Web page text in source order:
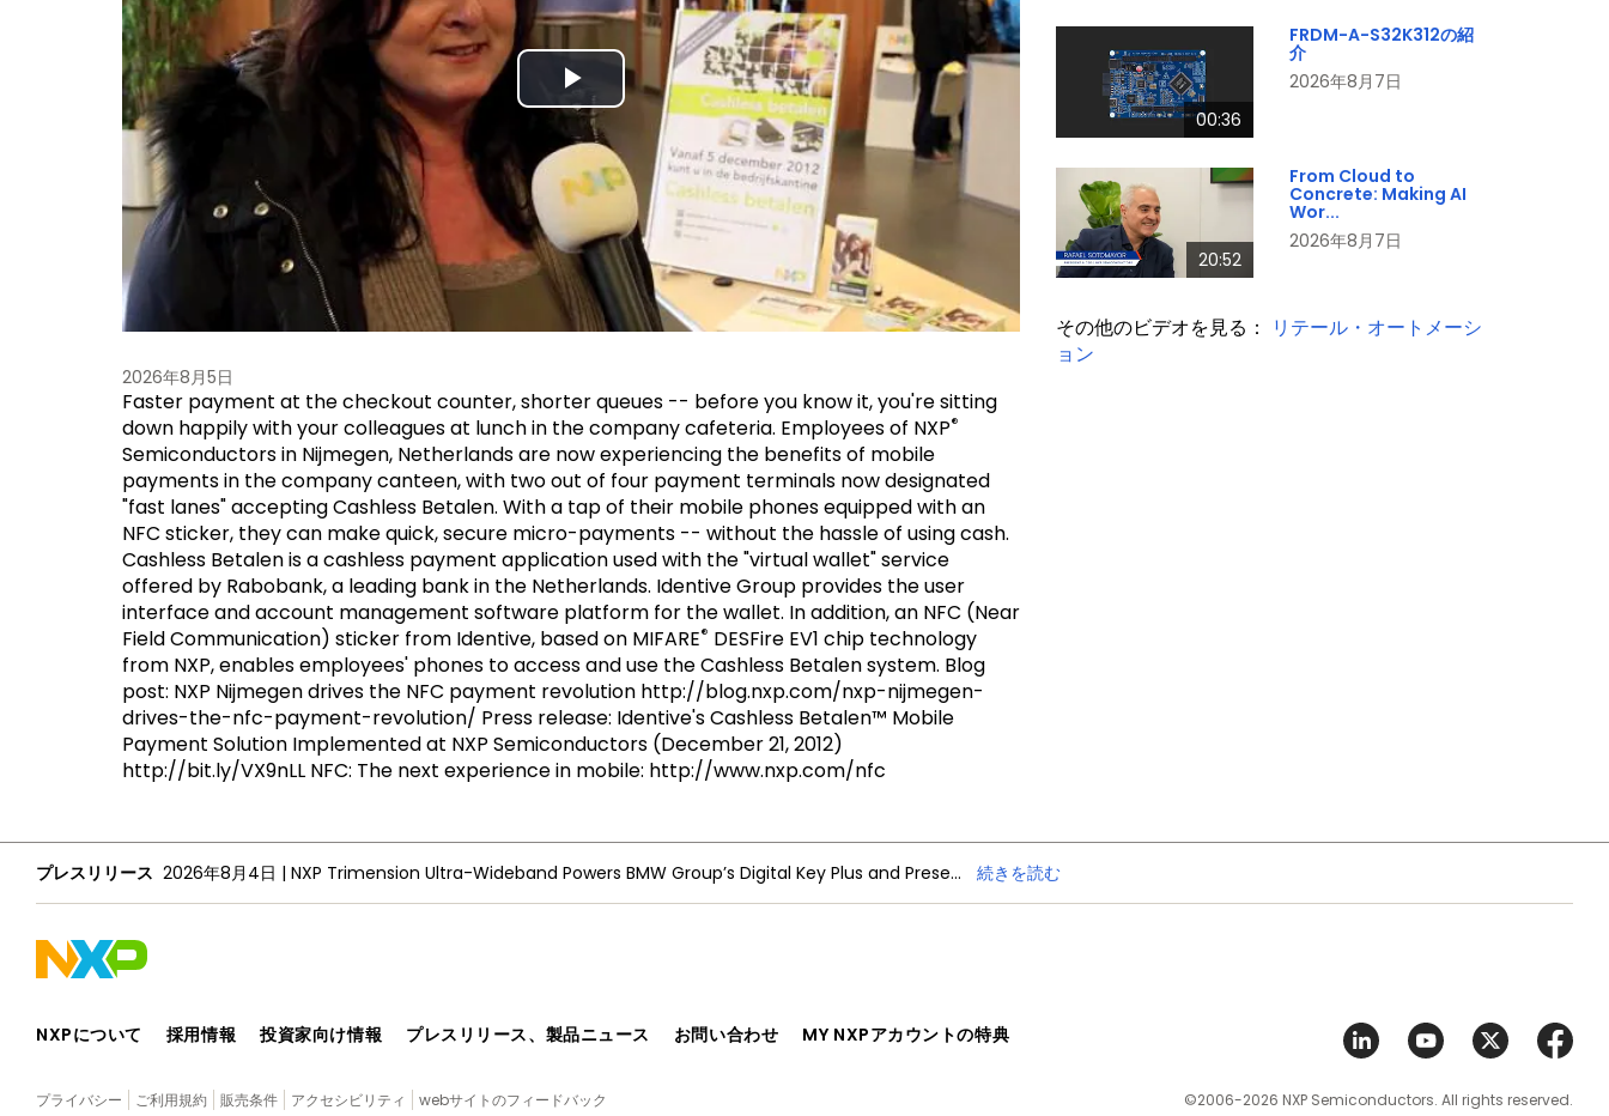
Play
Video
2026年8月5日
Faster payment at the checkout counter, shorter queues -- before you know it, you're sitting
down happily with your colleagues at lunch in the company cafeteria. Employees of NXP®
Semiconductors in Nijmegen, Netherlands are now experiencing the benefits of mobile
payments in the company canteen, with two out of four payment terminals now designated
"fast lanes" accepting Cashless Betalen. With a tap of their mobile phones equipped with an
NFC sticker, they can make quick, secure micro-payments -- without the hassle of using cash.
Cashless Betalen is a cashless payment application used with the "virtual wallet" service
offered by Rabobank, a leading bank in the Netherlands. Identive Group provides the user
interface and account management software platform for the wallet. In addition, an NFC (Near
Field Communication) sticker from Identive, based on MIFARE® DESFire EV1 chip technology
from NXP, enables employees' phones to access and use the Cashless Betalen system. Blog
post: NXP Nijmegen drives the NFC payment revolution http://blog.nxp.com/nxp-nijmegen-
drives-the-nfc-payment-revolution/ Press release: Identive's Cashless Betalen™ Mobile
Payment Solution Implemented at NXP Semiconductors (December 21, 2012)
http://bit.ly/VX9nLL NFC: The next experience in mobile: http://www.nxp.com/nfc
00:36
FRDM-A-S32K312の紹
介
2026年8月7日
20:52
From Cloud to
Concrete: Making AI
Wor...
2026年8月7日
その他のビデオを見る：
リテール・オートメーシ
ョン
プレスリリース 2026年8月4日 | NXP Trimension Ultra-Wideband Powers BMW Group’s Digital Key Plus and Presence Detection 続きを読む
NXPについて 採用情報 投資家向け情報 プレスリリース、製品ニュース お問い合わせ MY NXPアカウントの特典
プライバシー ご利用規約 販売条件 アクセシビリティ webサイトのフィードバック ©2006-2026 NXP Semiconductors. All rights reserved.